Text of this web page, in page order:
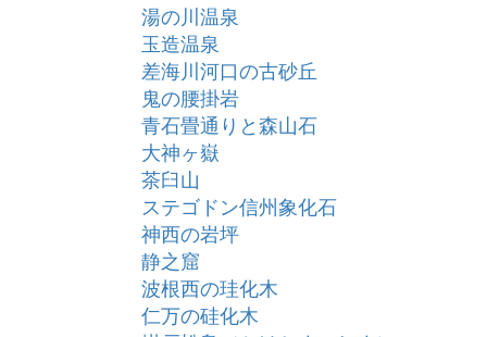
湯の川温泉
玉造温泉
差海川河口の古砂丘
鬼の腰掛岩
青石畳通りと森山石
大神ヶ嶽
茶臼山
ステゴドン信州象化石
神西の岩坪
静之窟
波根西の珪化木
仁万の硅化木